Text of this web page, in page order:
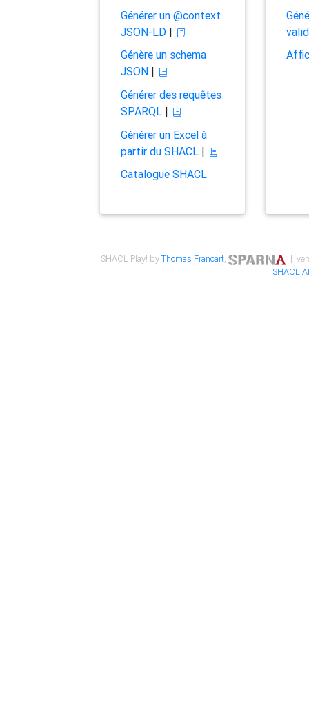
Générer un @context
JSON-LD|
Génère un schema
JSON|
Générer des requêtes
SPARQL|
Générer un Excel à
partir du SHACL|
Catalogue SHACL
SHACL Play! byThomas Francart,
|
SHACL